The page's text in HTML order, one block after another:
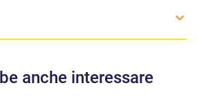
anche interessare